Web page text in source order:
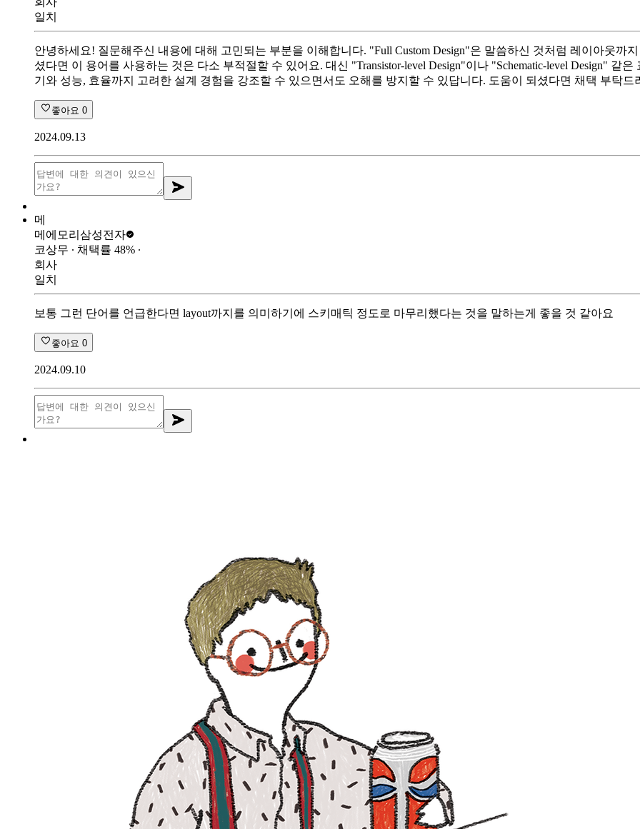
일치
안녕하세요! 질문해주신 내용에 대해 고민되는 부분을 이해합니다. "Full Custom Design"은 말씀하신 것처럼 레이아웃까
셨다면 이 용어를 사용하는 것은 다소 부적절할 수 있어요. 대신 "Transistor-level Design"이나 "Schematic-level Design" 같
기와 성능, 효율까지 고려한 설계 경험을 강조할 수 있으면서도 오해를 방지할 수 있답니다. 도움이 되셨다면 채택 부탁드
좋아요 0
2024.09.13
메
메에모리 삼성전자
코상무 ∙ 채택률 48% ∙
회사
일치
보통 그런 단어를 언급한다면 layout까지를 의미하기에 스키매틱 정도로 마무리했다는 것을 말하는게 좋을 것 같아요
좋아요 0
2024.09.10